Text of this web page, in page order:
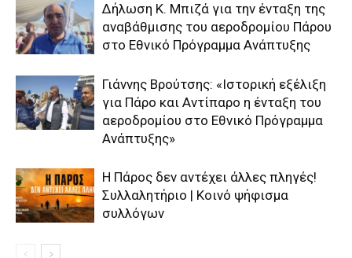
Δήλωση Κ. Μπιζά για την ένταξη της
αναβάθμισης του αεροδρομίου Πάρου
στο Εθνικό Πρόγραμμα Ανάπτυξης
Γιάννης Βρούτσης: «Ιστορική εξέλιξη
για Πάρο και Αντίπαρο η ένταξη του
αεροδρομίου στο Εθνικό Πρόγραμμα
Ανάπτυξης»
Η Πάρος δεν αντέχει άλλες πληγές!
Συλλαλητήριο | Κοινό ψήφισμα
συλλόγων